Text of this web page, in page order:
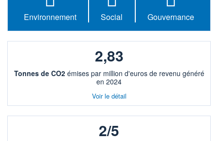
Environnement Social Gouvernance
2,83
Tonnes de CO2émises par million d'euros de revenu généré
en 2024
Voir le détail
2/5